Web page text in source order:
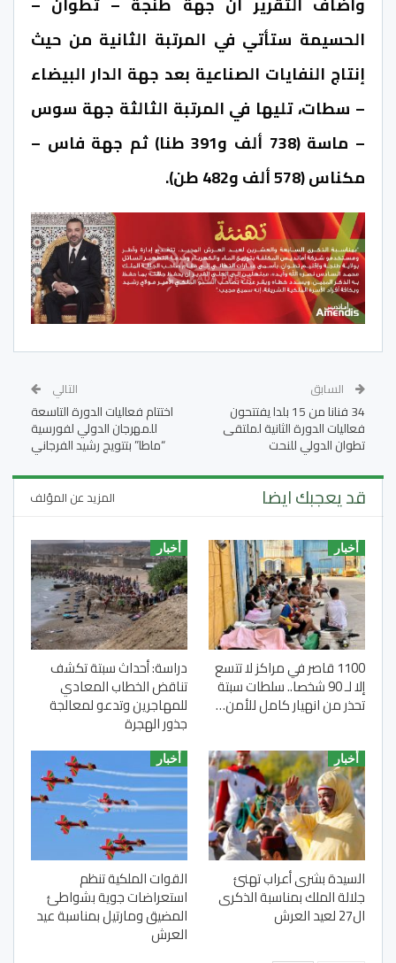
الحسيمة ستأتي في المرتبة الثانية من حيث
إنتاج النفايات الصناعية بعد جهة الدار البيضاء
– سطات، تليها في المرتبة الثالثة جهة سوس
– ماسة (738 ألف و391 طنا) ثم جهة فاس –
مكناس (578 ألف و482 طن).
السابق
34 فنانا من 15 بلدا يفتتحون
فعاليات الدورة الثانية لملتقى
تطوان الدولي للنحت
التالي
اختتام فعاليات الدورة التاسعة
للمهرجان الدولي لفورسية
“ماطا” بتتويج رشيد الفرجاني
قد يعجبك ايضا المزيد عن المؤلف
أخبار
1100 قاصر في مراكز لا تتسع
إلا لـ 90 شخصا.. سلطات سبتة
تحذر من انهيار كامل للأمن…
أخبار
دراسة: أحداث سبتة تكشف
تناقض الخطاب المعادي
للمهاجرين وتدعو لمعالجة
جذور الهجرة
أخبار
السيدة بشرى أعراب تهنئ
جلالة الملك بمناسبة الذكرى
ال27 لعيد العرش
أخبار
القوات الملكية تنظم
استعراضات جوية بشواطئ
المضيق ومارتيل بمناسبة عيد
العرش